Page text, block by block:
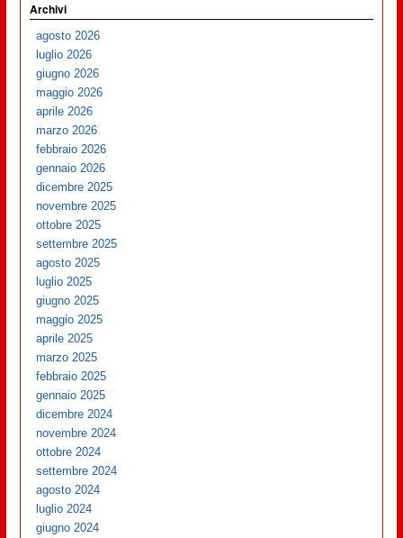
Archivi
agosto 2026
luglio 2026
giugno 2026
maggio 2026
aprile 2026
marzo 2026
febbraio 2026
gennaio 2026
dicembre 2025
novembre 2025
ottobre 2025
settembre 2025
agosto 2025
luglio 2025
giugno 2025
maggio 2025
aprile 2025
marzo 2025
febbraio 2025
gennaio 2025
dicembre 2024
novembre 2024
ottobre 2024
settembre 2024
agosto 2024
luglio 2024
giugno 2024